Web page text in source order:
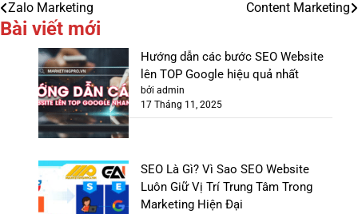
Điều
hướng
Zalo Marketing Content Marketing
Bài viết mới
Hướng dẫn các bước SEO Website
lên TOP Google hiệu quả nhất
bởi admin
17 Tháng 11, 2025
SEO Là Gì? Vì Sao SEO Website
Luôn Giữ Vị Trí Trung Tâm Trong
Marketing Hiện Đại